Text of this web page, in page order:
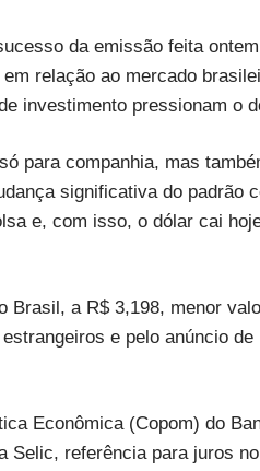
da emissão feita
relação ao mercado
investimento pressionam o
para companhia, mas
significativa do padrão
e, com isso, o dólar cai
Brasil, a R$ 3,198, menor
e pelo anúncio de
Econômica (Copom) do
Selic, referência para juros